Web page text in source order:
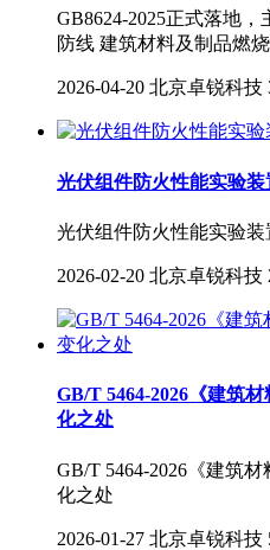
GB8624-2025正式落地
防线 建筑材料及制品燃
2026-04-20 北京卓锐科技
光伏组件防火性能实验
光伏组件防火性能实验
2026-02-20 北京卓锐科技
GB/T 5464-2026《建筑
化之处
GB/T 5464-2026《建筑
化之处
2026-01-27 北京卓锐科技